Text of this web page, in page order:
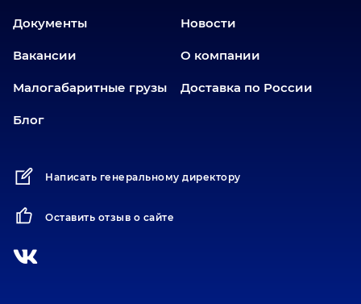
Заводоуковск
Златоуст
Иваново
Казань
Калининград
Карабаш
Карасук
Документы Новости
Вакансии О компании
Малогабаритные грузы Доставка по России
Блог
Написать генеральному директору
Оставить отзыв о сайте